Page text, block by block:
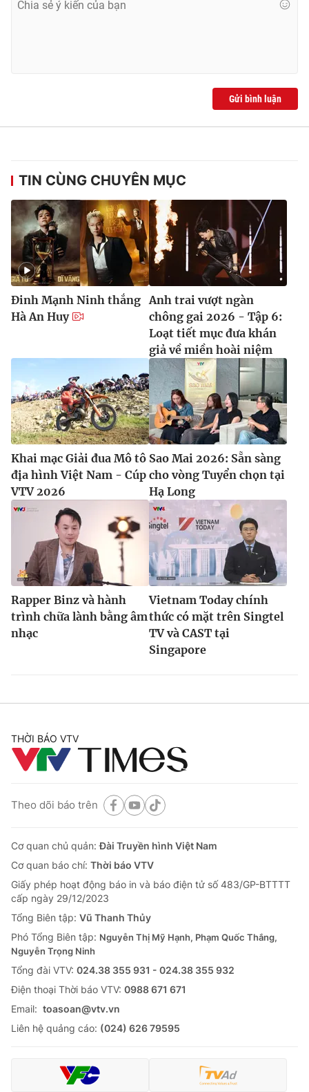
Gửi bình luận
TIN CÙNG CHUYÊN MỤC
Đinh Mạnh Ninh thắng
Hà An Huy
Anh trai vượt ngàn
chông gai 2026 - Tập 6:
Loạt tiết mục đưa khán
giả về miền hoài niệm
Khai mạc Giải đua Mô tô
địa hình Việt Nam - Cúp
VTV 2026
Sao Mai 2026: Sẵn sàng
cho vòng Tuyển chọn tại
Hạ Long
Rapper Binz và hành
trình chữa lành bằng âm
nhạc
Vietnam Today chính
thức có mặt trên Singtel
TV và CAST tại
Singapore
THỜI BÁO VTV
Theo dõi báo trên
Cơ quan chủ quản:Đài Truyền hình Việt Nam
Cơ quan báo chí: Thời báo VTV
Giấy phép hoạt động báo in và báo điện tử số 483/GP-BTTTT
cấp ngày 29/12/2023
Tổng Biên tập: Vũ Thanh Thủy
Phó Tổng Biên tập: Nguyễn Thị Mỹ Hạnh, Phạm Quốc Thắng,
Nguyễn Trọng Ninh
Tổng đài VTV: 024.38 355 931 - 024.38 355 932
Ðiện thoại Thời báo VTV: 0988 671 671
Email: toasoan@vtv.vn
Liên hệ quảng cáo: (024) 626 79595